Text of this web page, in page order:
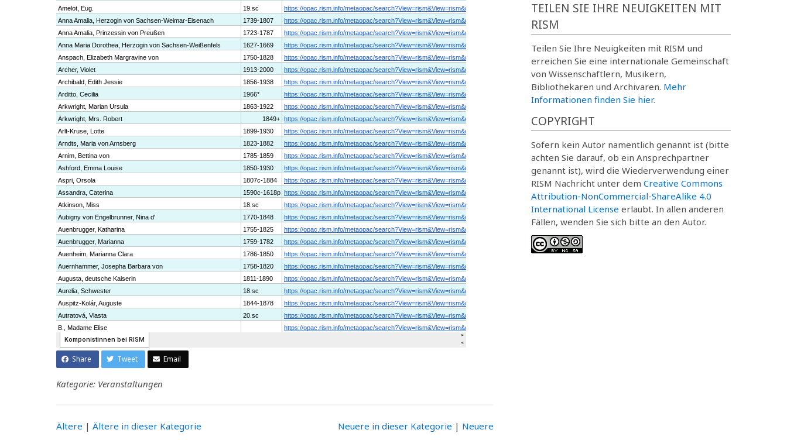
Share Tweet Email
Kategorie: Veranstaltungen
Ältere | Ältere in dieser Kategorie Neuere in dieser Kategorie | Neuere
TEILEN SIE IHRE NEUIGKEITEN MIT
RISM
Teilen Sie Ihre Neuigkeiten mit RISM und
erreichen Sie eine internationale Gemeinschaft
von Wissenschaftlern, Musikern,
Bibliothekaren und Archivaren. Mehr
Informationen finden Sie hier.
COPYRIGHT
Sofern kein Autor namentlich genannt ist (bitte
achten Sie darauf, ob ein Ansprechpartner
genannt ist), wird die Wiederverwendung einer
RISM Nachricht unter dem Creative Commons
Attribution-NonCommercial-ShareAlike 4.0
International License erlaubt. In allen anderen
Fällen, wenden Sie sich bitte an den Autor.